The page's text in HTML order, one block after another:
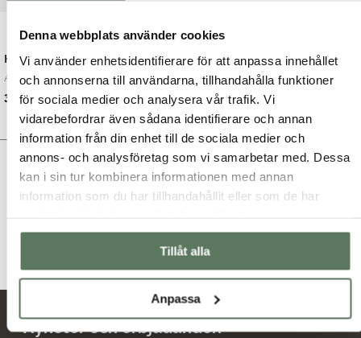
Denna webbplats använder cookies
Vi använder enhetsidentifierare för att anpassa innehållet
och annonserna till användarna, tillhandahålla funktioner
för sociala medier och analysera vår trafik. Vi
vidarebefordrar även sådana identifierare och annan
information från din enhet till de sociala medier och
annons- och analysföretag som vi samarbetar med. Dessa
kan i sin tur kombinera informationen med annan
information som du har tillhandahållit eller som de har
Tillåt alla
Anpassa
Hoodie dam
Anchor jacket- Otr...
699.00kr
Det
ursprungliga
var:
699.00 kr.
399.00kr
Det
nuvarande
399.00 kr.
Mia Jacket
Klassisk regnjacka...
999.00
Det
ursprungliga
var:
999.00 kr.
599.00kr
Det
nuvarande
är:
599.00 kr.
Här kan du bläddra igenom produkter i butiken.
Nyheter och erbjudanden